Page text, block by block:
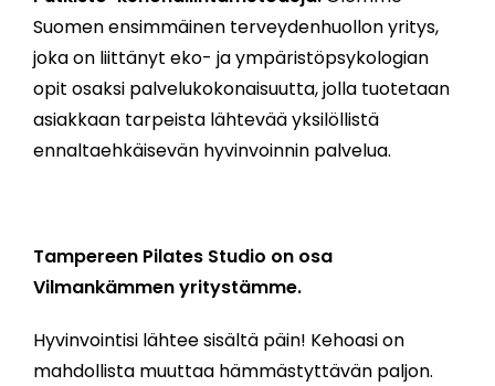
Suomen ensimmäinen terveydenhuollon yritys,
joka on liittänyt eko- ja ympäristöpsykologian
opit osaksi palvelukokonaisuutta, jolla tuotetaan
asiakkaan tarpeista lähtevää yksilöllistä
ennaltaehkäisevän hyvinvoinnin palvelua.
Tampereen Pilates Studio on osa
Vilmankämmen yritystämme.
Hyvinvointisi lähtee sisältä päin! Kehoasi on
mahdollista muuttaa hämmästyttävän paljon.